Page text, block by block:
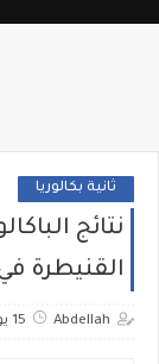
ثانية بكالوريا
القنيطرة
Abdellah 15 يوليو 2020